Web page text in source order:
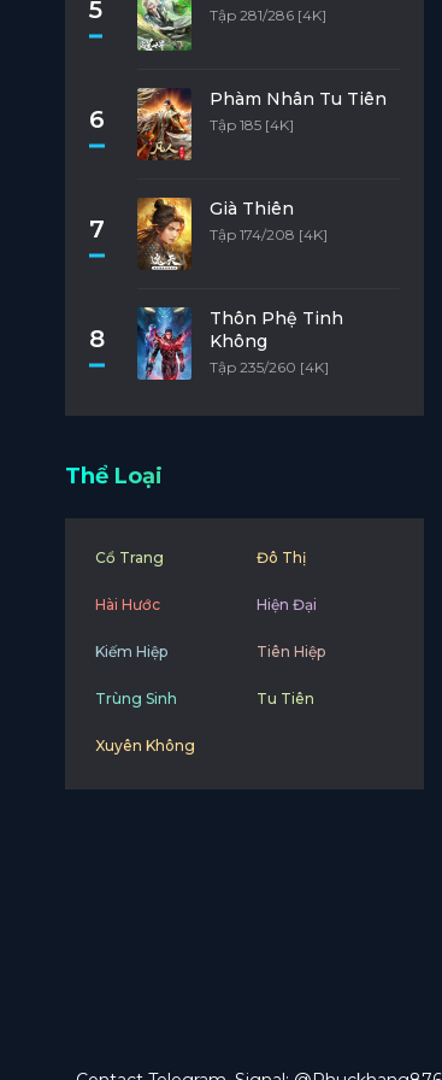
5 Tập 281/286 [4K]
6
Phàm Nhân Tu Tiên
Tập 185 [4K]
7
Già Thiên
Tập 174/208 [4K]
8
Thôn Phệ Tinh
Không
Tập 235/260 [4K]
Thể Loại
Cổ Trang Đô Thị
Hài Hước Hiện Đại
Kiếm Hiệp Tiên Hiệp
Trùng Sinh Tu Tiên
Xuyên Không